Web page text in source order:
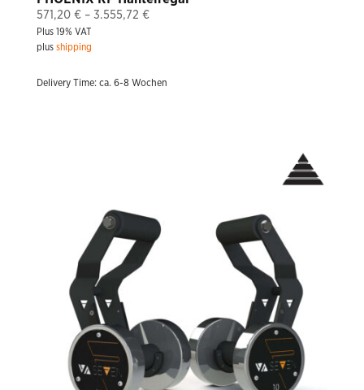
571,20 € – 3.555,72 €Price
3.555,72 €
Plus 19% VAT
plus shipping
Delivery Time: ca. 6-8 Wochen